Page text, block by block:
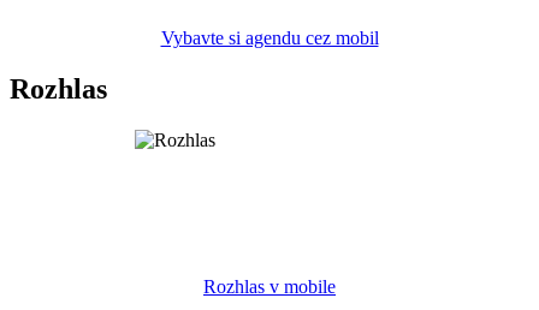
Vybavte si agendu cez mobil
Rozhlas
Rozhlas v mobile